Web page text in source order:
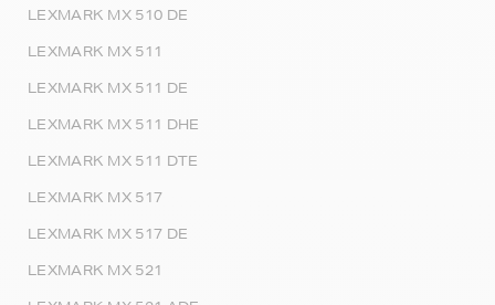
LEXMARK MX 510 DE
LEXMARK MX 511
LEXMARK MX 511 DE
LEXMARK MX 511 DHE
LEXMARK MX 511 DTE
LEXMARK MX 517
LEXMARK MX 517 DE
LEXMARK MX 521